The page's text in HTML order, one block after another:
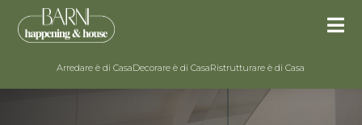

Arredare è di CasaDecorare è di CasaRistrutturare è di Casa